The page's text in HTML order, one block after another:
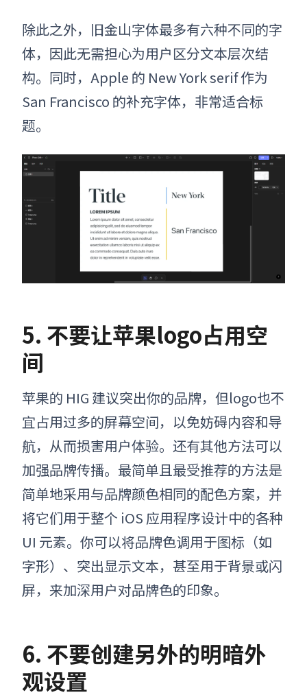
除此之外，旧金山字体最多有六种不同的字
体，因此无需担心为用户区分文本层次结
构。同时，Apple 的 New York serif 作为
San Francisco 的补充字体，非常适合标
题。
5. 不要让苹果logo占用空
间
苹果的 HIG 建议突出你的品牌，但logo也不
宜占用过多的屏幕空间，以免妨碍内容和导
航，从而损害用户体验。还有其他方法可以
加强品牌传播。最简单且最受推荐的方法是
简单地采用与品牌颜色相同的配色方案，并
将它们用于整个 iOS 应用程序设计中的各种
UI 元素。你可以将品牌色调用于图标（如
字形）、突出显示文本，甚至用于背景或闪
屏，来加深用户对品牌色的印象。
6. 不要创建另外的明暗外
观设置